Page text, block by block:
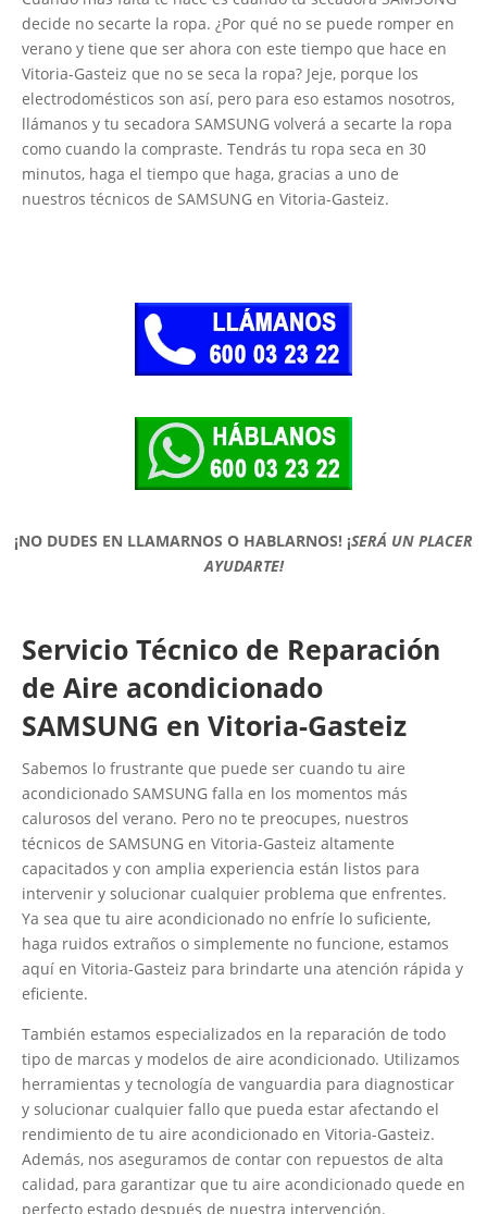
decide no secarte la ropa. ¿Por qué no se puede romper en
verano y tiene que ser ahora con este tiempo que hace en
Vitoria-Gasteiz que no se seca la ropa? Jeje, porque los
electrodomésticos son así, pero para eso estamos nosotros,
llámanos y tu secadora SAMSUNG volverá a secarte la ropa
como cuando la compraste. Tendrás tu ropa seca en 30
minutos, haga el tiempo que haga, gracias a uno de
nuestros técnicos de SAMSUNG en Vitoria-Gasteiz.
¡NO DUDES EN LLAMARNOS O HABLARNOS! ¡SERÁ UN PLACER
AYUDARTE!
Servicio Técnico de Reparación
de Aire acondicionado
SAMSUNG en Vitoria-Gasteiz
Sabemos lo frustrante que puede ser cuando tu aire
acondicionado SAMSUNG falla en los momentos más
calurosos del verano. Pero no te preocupes, nuestros
técnicos de SAMSUNG en Vitoria-Gasteiz altamente
capacitados y con amplia experiencia están listos para
intervenir y solucionar cualquier problema que enfrentes.
Ya sea que tu aire acondicionado no enfríe lo suficiente,
haga ruidos extraños o simplemente no funcione, estamos
aquí en Vitoria-Gasteiz para brindarte una atención rápida y
eficiente.
También estamos especializados en la reparación de todo
tipo de marcas y modelos de aire acondicionado. Utilizamos
herramientas y tecnología de vanguardia para diagnosticar
y solucionar cualquier fallo que pueda estar afectando el
rendimiento de tu aire acondicionado en Vitoria-Gasteiz.
Además, nos aseguramos de contar con repuestos de alta
calidad, para garantizar que tu aire acondicionado quede en
perfecto estado después de nuestra intervención.